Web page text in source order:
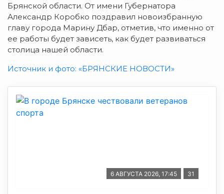
Брянской области. От имени Губернатора
Александр Коробко поздравил новоизбранную
главу города Марину Дбар, отметив, что именно от
ее работы будет зависеть, как будет развиваться
столица нашей области.
Источник и фото: «БРЯНСКИЕ НОВОСТИ»
6 АВГУСТА 2026, 17:45 31